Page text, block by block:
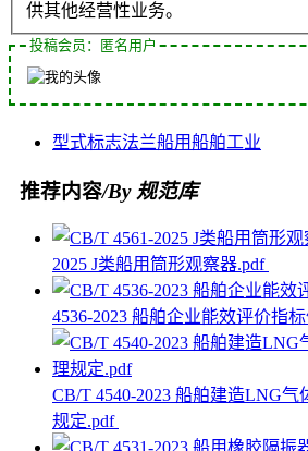
供其他经营性业务。
投稿会员：匿名用户
型式标志法兰船用船舶工业
推荐内容/By 规范库
2025 J类船用筒形观察器.pdf
4536-2023 船舶企业能效评价指
CB/T 4540-2023 船舶建造LNG
规定.pdf